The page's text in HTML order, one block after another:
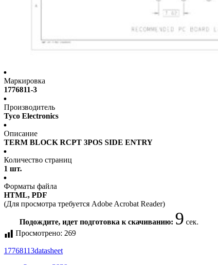
Маркировка
1776811-3
Производитель
Tyco Electronics
Описание
TERM BLOCK RCPT 3POS SIDE ENTRY
Количество страниц
1 шт.
Форматы файла
HTML, PDF
(Для просмотра требуется Adobe Acrobat Reader)
Подождите, идет подготовка к скачиванию: 9 сек.
Просмотрено: 269
17768113datasheet